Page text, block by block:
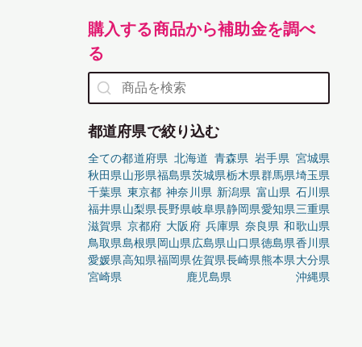
購入する商品から補助金を調べ
る
都道府県で絞り込む
全ての都道府県 北海道 青森県 岩手県 宮城県
秋田県山形県福島県茨城県栃木県群馬県埼玉県
千葉県 東京都 神奈川県 新潟県 富山県 石川県
福井県山梨県長野県岐阜県静岡県愛知県三重県
滋賀県 京都府 大阪府 兵庫県 奈良県 和歌山県
鳥取県島根県岡山県広島県山口県徳島県香川県
愛媛県高知県福岡県佐賀県長崎県熊本県大分県
宮崎県
鹿児島県 沖縄県